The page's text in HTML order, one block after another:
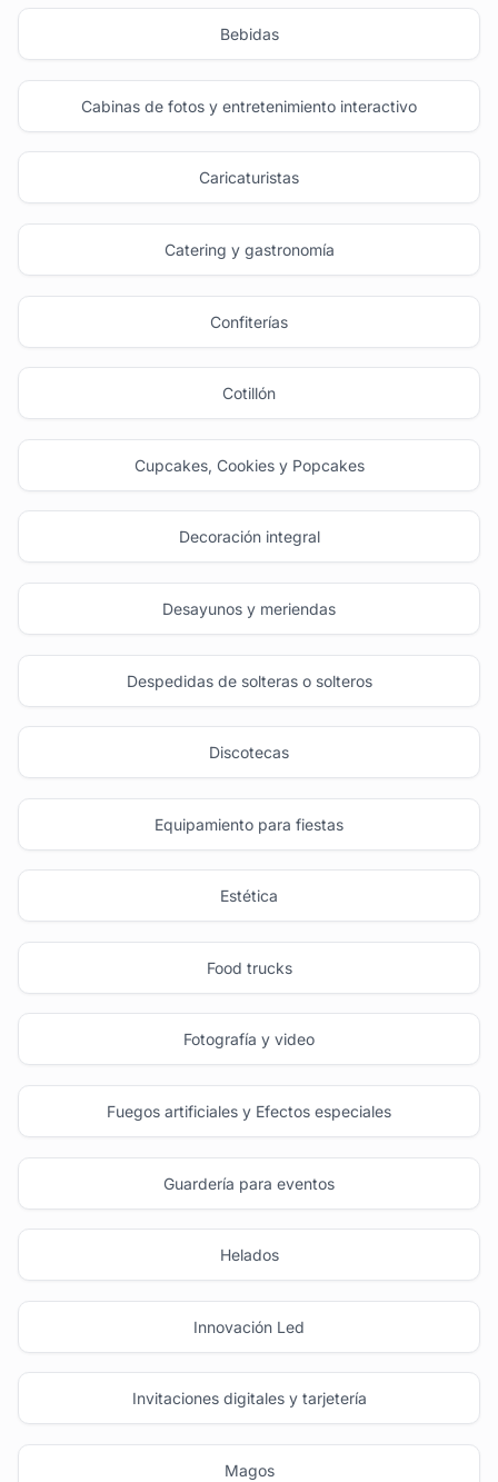
Bebidas
Cabinas de fotos y entretenimiento interactivo
Caricaturistas
Catering y gastronomía
Confiterías
Cotillón
Cupcakes, Cookies y Popcakes
Decoración integral
Desayunos y meriendas
Despedidas de solteras o solteros
Discotecas
Equipamiento para fiestas
Estética
Food trucks
Fotografía y video
Fuegos artificiales y Efectos especiales
Guardería para eventos
Helados
Innovación Led
Invitaciones digitales y tarjetería
Magos